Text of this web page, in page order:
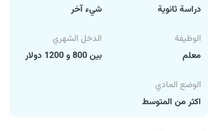
دراسة ثانوية
شيء آخر
الوظيفة
معلم
الدخل الشهري
بين 800 و 1200 دولار
الوضع المادي
اكثر من المتوسط